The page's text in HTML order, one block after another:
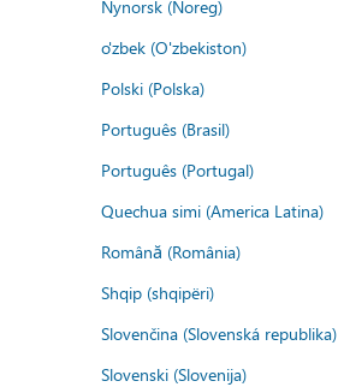
Nynorsk (Noreg)
o'zbek (O'zbekiston)
Polski (Polska)
Português (Brasil)
Português (Portugal)
Quechua simi (America Latina)
Română (România)
Shqip (shqipëri)
Slovenčina (Slovenská republika)
Slovenski (Slovenija)